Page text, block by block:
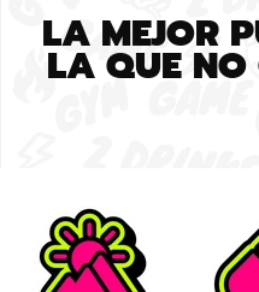
LA MEJOR
LA QUE NO